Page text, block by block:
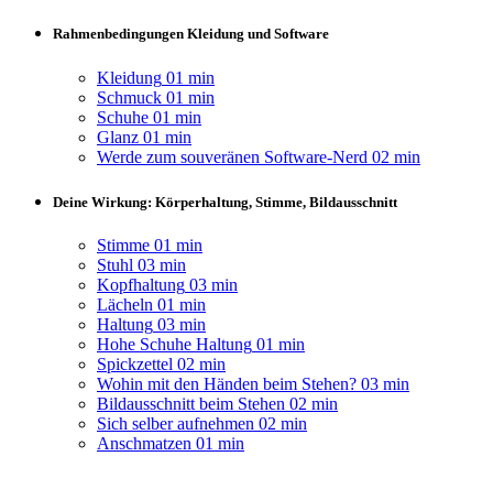
Rahmenbedingungen Kleidung und Software
Kleidung 01 min
Schmuck 01 min
Schuhe 01 min
Glanz 01 min
Werde zum souveränen Software-Nerd 02 min
Deine Wirkung: Körperhaltung, Stimme, Bildausschnitt
Stimme 01 min
Stuhl 03 min
Kopfhaltung 03 min
Lächeln 01 min
Haltung 03 min
Hohe Schuhe Haltung 01 min
Spickzettel 02 min
Wohin mit den Händen beim Stehen? 03 min
Bildausschnitt beim Stehen 02 min
Sich selber aufnehmen 02 min
Anschmatzen 01 min